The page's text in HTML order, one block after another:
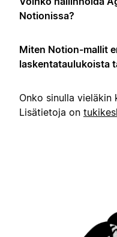
Notionissa?
Miten Notion-mallit
laskentataulukoista
Onko sinulla vieläkin
Lisätietoja on